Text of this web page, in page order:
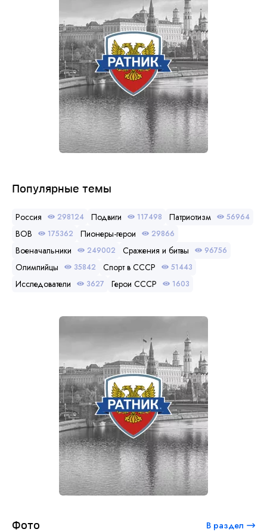
Популярные темы
Россия 298124 Подвиги 117498 Патриотизм 56964
ВОВ 175362 Пионеры-герои 29866
Военачальники 249002 Сражения и битвы 96756
Олимпийцы 35842 Спорт в СССР 51443
Исследователи 3627 Герои СССР 1603
Фото В раздел